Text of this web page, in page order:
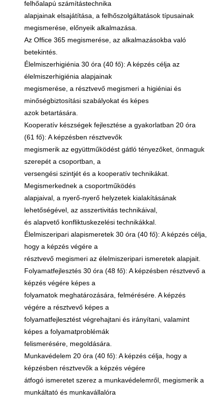
felhőalapú számítástechnika
alapjainak elsajátítása, a felhőszolgáltatások típusainak
megismerése, előnyeik alkalmazása.
Az Office 365 megismerése, az alkalmazásokba való
betekintés.
Élelmiszerhigiénia 30 óra (40 fő): A képzés célja az
élelmiszerhigiénia alapjainak
megismerése, a résztvevő megismeri a higiéniai és
minőségbiztosítási szabályokat és képes
azok betartására.
Kooperatív készségek fejlesztése a gyakorlatban 20 óra
(61 fő): A képzésben résztvevők
megismerik az együttműködést gátló tényezőket, önmaguk
szerepét a csoportban, a
versengési szintjét és a kooperatív technikákat.
Megismerkednek a csoportműködés
alapjaival, a nyerő-nyerő helyzetek kialakításának
lehetőségével, az asszertivitás technikáival,
és alapvető konfliktuskezelési technikákkal.
Élelmiszeripari alapismeretek 30 óra (40 fő): A képzés célja,
hogy a képzés végére a
résztvevő megismeri az élelmiszeripari ismeretek alapjait.
Folyamatfejlesztés 30 óra (48 fő): A képzésben résztvevő a
képzés végére képes a
folyamatok meghatározására, felmérésére. A képzés
végére a résztvevő képes a
folyamatfejlesztést végrehajtani és irányítani, valamint
képes a folyamatproblémák
felismerésére, megoldására.
Munkavédelem 20 óra (40 fő): A képzés célja, hogy a
képzésben résztvevők a képzés végére
átfogó ismeretet szerez a munkavédelemről, megismerik a
munkáltató és munkavállalóra